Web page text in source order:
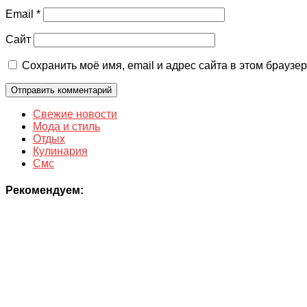
Email *
Сайт
Сохранить моё имя, email и адрес сайта в этом
Свежие новости
Мода и стиль
Отдых
Кулинария
Смс
Рекомендуем: